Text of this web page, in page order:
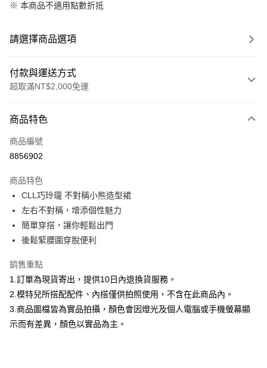
※ 本商品不適用點數折抵
請選擇商品選項
付款與運送方式
超取滿NT$2,000免運
信用卡一次付款
信用卡分期付款
合作金庫商業銀行
華南商業銀行
上海商業儲蓄銀行
國泰世華商業銀行
臺灣中小企業銀行
聯邦商業銀行
元大商業銀行
永豐商業銀行
台新國際商業銀行
中國信託商業銀行
台灣樂天信用卡公司
超商取貨付款
LINE Pay
Apple Pay
悠遊付
Google Pay
大哥付你分期
商品特色
商品編號
8856902
商品特色
CLL巧玲瓏 不對稱小熊造型裙
左右不對稱，增添個性魅力
簡單穿搭，讓你輕鬆出門
後鬆緊腰圍穿脫便利
銷售重點
1.訂單為現貨寄出，提供10日內退換貨服務。
2.模特兒所搭配配件、內搭僅供拍照使用，不含在此商品內。
3.商品圖檔皆為實品拍攝，顏色會因燈光及個人電腦或手機螢幕顯
示而有差異，顏色以實品為主。